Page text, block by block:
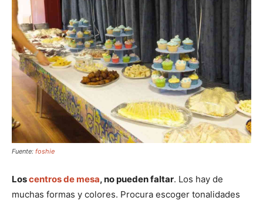
Fuente: foshie
Loscentros de mesa, no pueden faltar. Los hay de
muchas formas y colores. Procura escoger tonalidades